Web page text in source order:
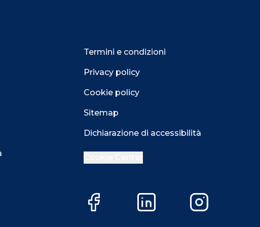
Termini e condizioni
Privacy policy
Cookie policy
Sitemap
Dichiarazione di accessibilità
Facebook LinkedIn Instagram